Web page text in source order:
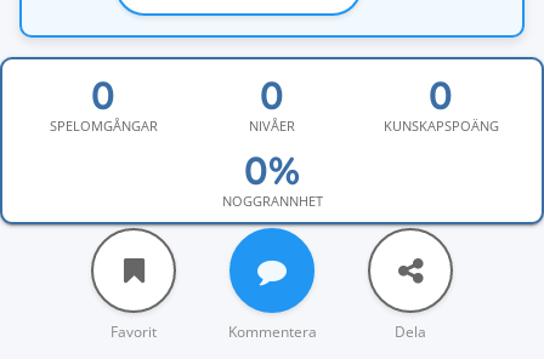
SPELOMGÅNGAR NIVÅER KUNSKAPSPOÄNG
NOGGRANNHET
Favorit Kommentera Dela